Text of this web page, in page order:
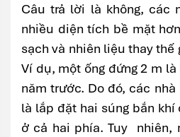
Câu trả lời là không, các
nhiều diện tích bề mặt
sạch và nhiên liệu thay thế
Ví dụ, một ống đứng 2 m
năm trước. Do đó, các
là lắp đặt hai súng bắn
ở cả hai phía. Tuy nhiên,